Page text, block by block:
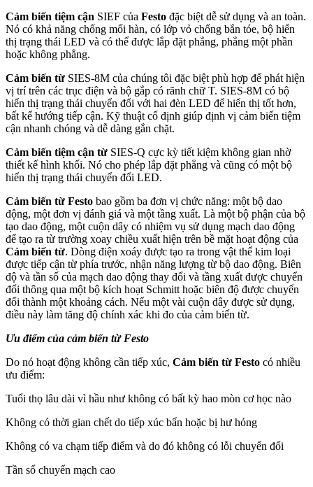
Cảm biến tiệm cận SIEF của Festo đặc biệt dễ sử dụng và an toàn.
Nó có khả năng chống mối hàn, có lớp vỏ chống bắn tóe, bộ hiển
thị trạng thái LED và có thể được lắp đặt phẳng, phẳng một phần
hoặc không phẳng.
Cảm biến từ SIES-8M của chúng tôi đặc biệt phù hợp để phát hiện
vị trí trên các trục điện và bộ gắp có rãnh chữ T. SIES-8M có bộ
hiển thị trạng thái chuyển đổi với hai đèn LED để hiển thị tốt hơn,
bất kể hướng tiếp cận. Kỹ thuật cố định giúp định vị cảm biến tiệm
cận nhanh chóng và dễ dàng gắn chặt.
Cảm biến tiệm cận từ SIES-Q cực kỳ tiết kiệm không gian nhờ
thiết kế hình khối. Nó cho phép lắp đặt phẳng và cũng có một bộ
hiển thị trạng thái chuyển đổi LED.
Cảm biến từ Festo bao gồm ba đơn vị chức năng: một bộ dao
động, một đơn vị đánh giá và một tầng xuất. Là một bộ phận của bộ
tạo dao động, một cuộn dây có nhiệm vụ sử dụng mạch dao động
để tạo ra từ trường xoay chiều xuất hiện trên bề mặt hoạt động của
Cảm biến từ. Dòng điện xoáy được tạo ra trong vật thể kim loại
được tiếp cận từ phía trước, nhận năng lượng từ bộ dao động. Biên
độ và tần số của mạch dao động thay đổi và tầng xuất được chuyển
đổi thông qua một bộ kích hoạt Schmitt hoặc biên độ được chuyển
đổi thành một khoảng cách. Nếu một vài cuộn dây được sử dụng,
điều này làm tăng độ chính xác khi đo của cảm biến từ.
Ưu điểm của cảm biến từ Festo
Do nó hoạt động không cần tiếp xúc, Cảm biến từ Festo có nhiều
ưu điểm:
Tuổi thọ lâu dài vì hầu như không có bất kỳ hao mòn cơ học nào
Không có thời gian chết do tiếp xúc bẩn hoặc bị hư hỏng
Không có va chạm tiếp điểm và do đó không có lỗi chuyển đổi
Tần số chuyển mạch cao